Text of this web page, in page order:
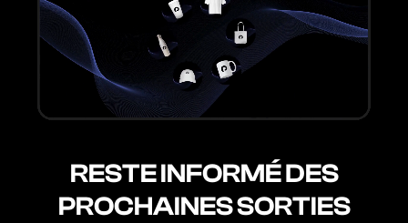
RESTE INFORMÉDES
PROCHAINES SORTIES